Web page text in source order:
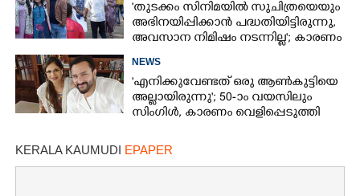
'തുടക്കം സിനിമയിൽ സുചിത്രയെയും
അഭിനയിപ്പിക്കാൻ പദ്ധതിയിട്ടിരുന്നു,​
അവസാന നിമിഷം നടന്നില്ല'; കാരണം
തുറന്നുപറഞ്ഞ് ജൂഡ് ആന്റണി
NEWS
'എനിക്കുവേണ്ടത് ഒരു ആൺകുട്ടിയെ
അല്ലായിരുന്നു'; 50-ാം വയസിലും
സിംഗിൾ, കാരണം വെളിപ്പെടുത്തി
KERALA KAUMUDI EPAPER